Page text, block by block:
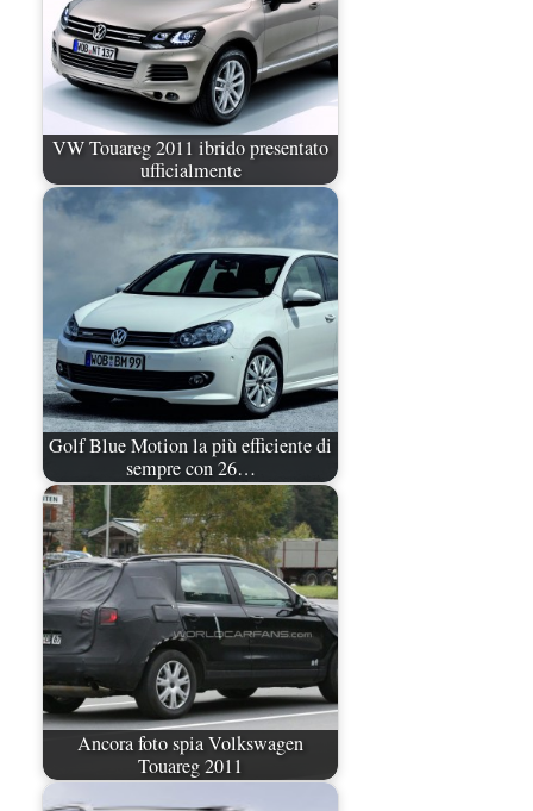
VW Touareg 2011 ibrido presentato
ufficialmente
Golf Blue Motion la più efficiente di
sempre con 26…
Ancora foto spia Volkswagen
Touareg 2011